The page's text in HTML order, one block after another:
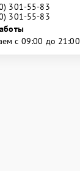
301-55-83
301-55-83
с 09:00 до 21:00